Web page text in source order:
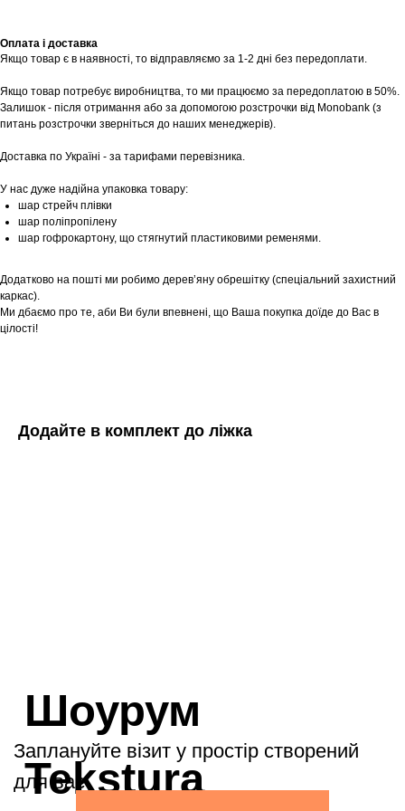
Оплата і доставка
Якщо товар є в наявності, то відправляємо за 1-2 дні без передоплати.
Якщо товар потребує виробництва, то ми працюємо за передоплатою в 50%.
Залишок - після отримання або за допомогою розстрочки від Monobank (з
питань розстрочки зверніться до наших менеджерів).
Доставка по Україні - за тарифами перевізника.
У нас дуже надійна упаковка товару:
шар стрейч плівки
шар поліпропілену
шар гофрокартону, що стягнутий пластиковими ременями.
Додатково на пошті ми робимо дерев’яну обрешітку (спеціальний захистний
каркас).
Ми дбаємо про те, аби Ви були впевнені, що Ваша покупка доїде до Вас в
цілості!
Додайте в комплект до ліжка